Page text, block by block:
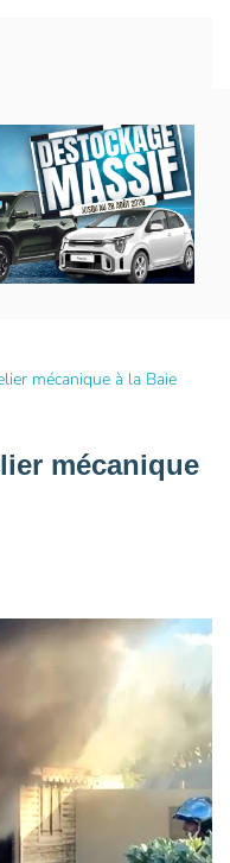
mécanique à la Baie
mécanique